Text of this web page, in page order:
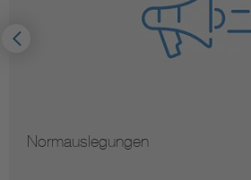
Normauslegungen